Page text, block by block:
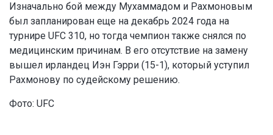
Изначально бой между Мухаммадом и Рахмоновым
был запланирован еще на декабрь 2024 года на
турнире UFC 310, но тогда чемпион также снялся по
медицинским причинам. В его отсутствие на замену
вышел ирландец Иэн Гэрри (15-1), который уступил
Рахмонову по судейскому решению.
Фото: UFC